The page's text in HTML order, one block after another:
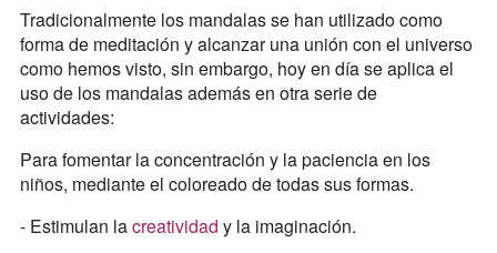
Tradicionalmente los mandalas se han utilizado como
forma de meditación y alcanzar una unión con el universo
como hemos visto, sin embargo, hoy en día se aplica el
uso de los mandalas además en otra serie de
actividades:
Para fomentar la concentración y la paciencia en los
niños, mediante el coloreado de todas sus formas.
- Estimulan lacreatividad y la imaginación.